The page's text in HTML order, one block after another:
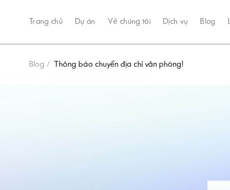
Trang chủ Dự án Về chúng tôi Dịch vụ Blog
Blog Thông báo chuyển địa chỉ văn phòng!